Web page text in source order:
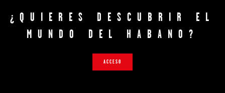
¿QUIERES DESCUBRIR EL
MUNDO DEL HABANO?
ACCESO